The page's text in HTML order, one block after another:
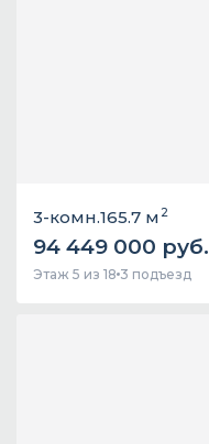
3-комн.165.7 м 2
94 449 000 руб.
Этаж 5 из 18 3 подъезд